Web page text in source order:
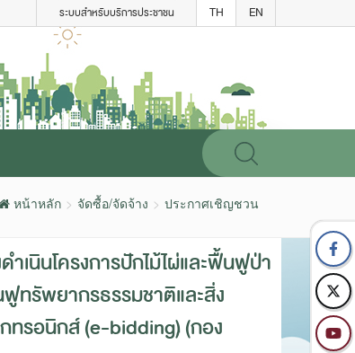
ระบบสำหรับบริการประชาชน TH EN
หน้าหลัก จัดซื้อ/จัดจ้าง ประกาศเชิญชวน
เนินโครงการปักไม้ไผ่และฟื้นฟูป่า
ทรัพยากรธรรมชาติและสิ่ง
ทรอนิกส์ (e-bidding) (กอง